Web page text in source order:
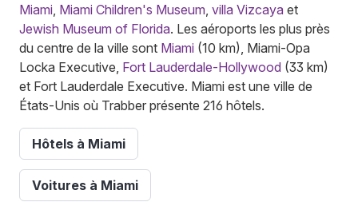
Miami Miami Children's Museum villa Vizcaya et
Jewish Museum of Florida. Les aéroports les plus près
du centre de la ville sont Miami (10 km), Miami-Opa
Locka Executive, Fort Lauderdale-Hollywood (33 km)
et Fort Lauderdale Executive. Miami est une ville de
États-Unis où Trabber présente 216 hôtels.
Hôtels à Miami
Voitures à Miami